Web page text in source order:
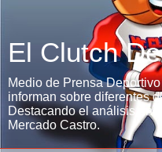
El Clutch
Medio de Prensa
informan sobre diferentes
Destacando el análisis
Mercado Castro.